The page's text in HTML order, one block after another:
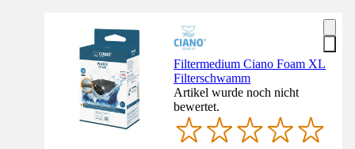
Filtermedium Ciano Foam XL
Filterschwamm
Artikel wurde noch nicht
bewertet.